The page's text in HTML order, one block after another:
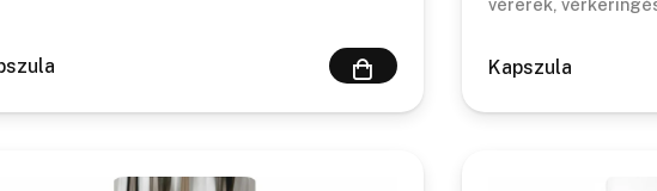
vérerek,
Kapszula